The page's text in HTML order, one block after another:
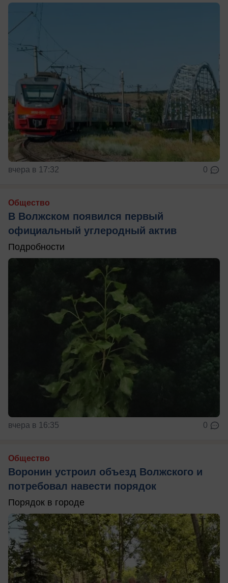
вчера в 17:32 0
Общество
В Волжском появился первый
официальный углеродный актив
Подробности
вчера в 16:35 0
Общество
Воронин устроил объезд Волжского и
потребовал навести порядок
Порядок в городе